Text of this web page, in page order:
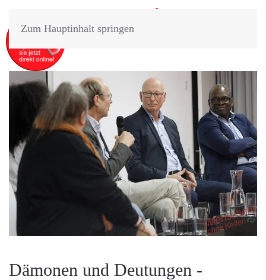
Zum Hauptinhalt springen
Dämonen und Deutungen -